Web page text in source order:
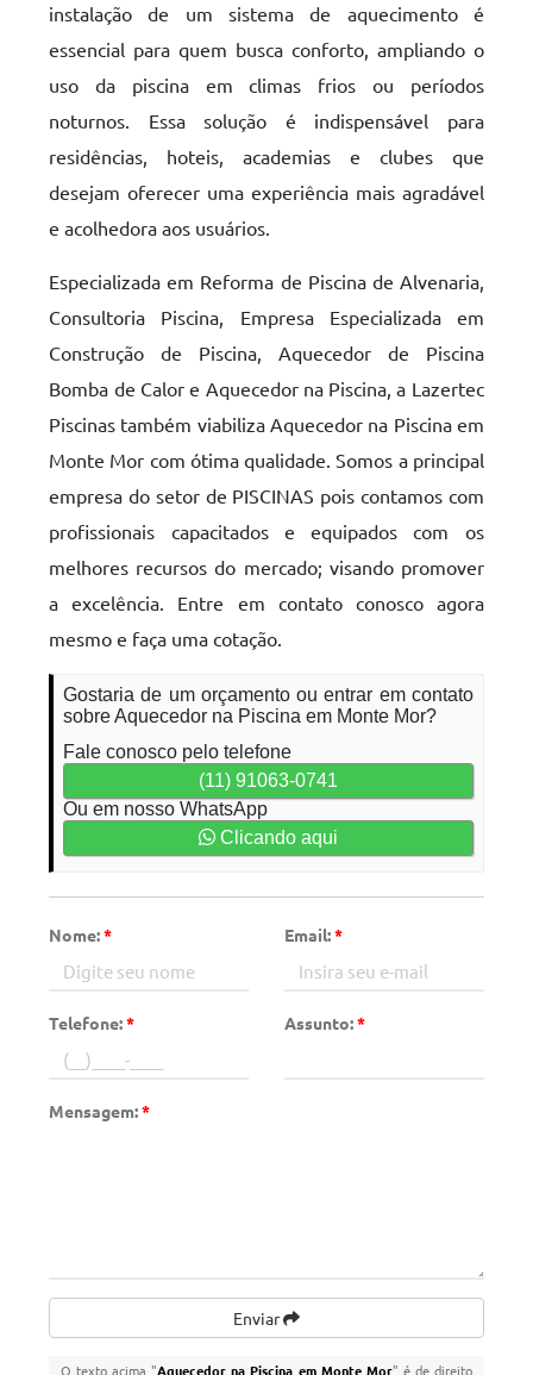
instalação de um sistema de aquecimento é
essencial para quem busca conforto, ampliando o
uso da piscina em climas frios ou períodos
noturnos. Essa solução é indispensável para
residências, hoteis, academias e clubes que
desejam oferecer uma experiência mais agradável
e acolhedora aos usuários.
Especializada em Reforma de Piscina de Alvenaria,
Consultoria Piscina, Empresa Especializada em
Construção de Piscina, Aquecedor de Piscina
Bomba de Calor e Aquecedor na Piscina, a Lazertec
Piscinas também viabiliza Aquecedor na Piscina em
Monte Mor com ótima qualidade. Somos a principal
empresa do setor de PISCINAS pois contamos com
profissionais capacitados e equipados com os
melhores recursos do mercado; visando promover
a excelência. Entre em contato conosco agora
mesmo e faça uma cotação.
Gostaria de um orçamento ou entrar em contato
sobre Aquecedor na Piscina em Monte Mor?
Fale conosco pelo telefone
(11) 91063-0741
Ou em nosso WhatsApp
Clicando aqui
Nome:* Email:*
Telefone:* Assunto:*
Mensagem:*
Enviar
O texto acima "Aquecedor na Piscina em Monte Mor" é de direito